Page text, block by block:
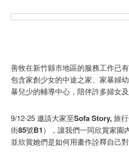
善牧在新竹縣市地區的服務工作已
包含家創少女的中途之家、家暴婦
暴兒少的輔導中心，陪伴許多婦女
9/12-25 邀請大家至Sofa Story, 旅
街85號B1）
，讓我們一同欣賞家園
並欣賞她們是如何用畫作詮釋自己